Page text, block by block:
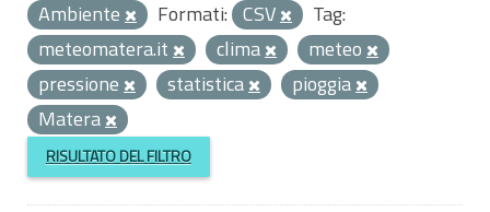
Ambiente
Formati: CSV
Tag:
meteomatera.it
clima
meteo
pressione
statistica
pioggia
Matera
RISULTATO DEL FILTRO